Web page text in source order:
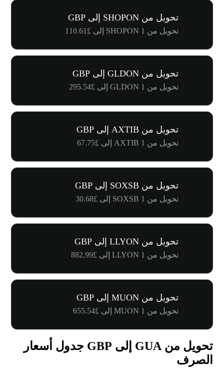
تحويل من SHOPON إلى GBP
تحويل من 1 SHOPON إلى £110.61
تحويل من GLDON إلى GBP
تحويل من 1 GLDON إلى £295.54
تحويل من AXTIB إلى GBP
تحويل من 1 AXTIB إلى £67.75
تحويل من SOXSB إلى GBP
تحويل من 1 SOXSB إلى £30.68
تحويل من LLYON إلى GBP
تحويل من 1 LLYON إلى £882.99
تحويل من MUON إلى GBP
تحويل من 1 MUON إلى £655.54
تحويل من GUA إلى GBP جدول أسعار
الصرف